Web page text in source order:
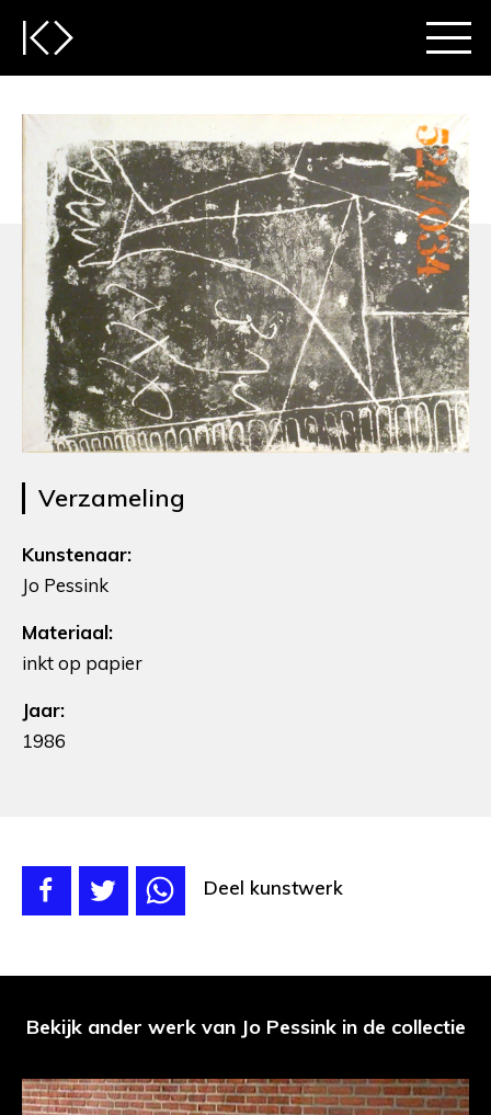
Verzameling
Kunstenaar:
Jo Pessink
Materiaal:
inkt op papier
Jaar:
1986
Deel kunstwerk
Bekijk ander werk van Jo Pessink in de collectie